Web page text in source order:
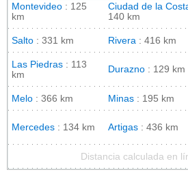
Montevideo : 125
km
Ciudad de la
140 km
Salto : 331 km Rivera : 416 km
Las Piedras : 113
km
Durazno : 129 km
Melo : 366 km Minas : 195 km
Mercedes : 134 km Artigas : 436 km
Distancia calculada en